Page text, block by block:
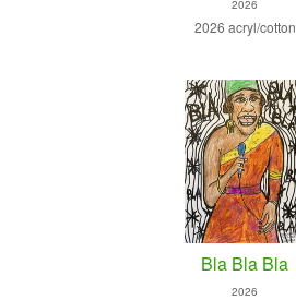
2026
2026 acryl/cotton
Bla Bla Bla
2026